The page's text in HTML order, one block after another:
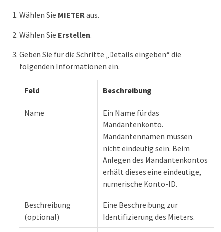
Wählen Sie MIETER aus.
Wählen Sie Erstellen.
Geben Sie für die Schritte „Details eingeben“ die
folgenden Informationen ein.
Feld Beschreibung
Name
Ein Name für das
Mandantenkonto.
Mandantennamen müssen
nicht eindeutig sein. Beim
Anlegen des Mandantenkontos
erhält dieses eine eindeutige,
numerische Konto-ID.
Beschreibung
(optional)
Eine Beschreibung zur
Identifizierung des Mieters.